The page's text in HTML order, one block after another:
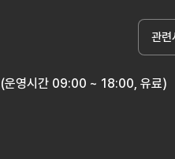
(운영시간 09:00 ~ 18:00, 유료)
관련